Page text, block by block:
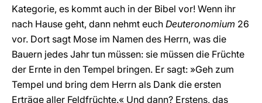
Kategorie, es kommt auch in der Bibel vor! Wenn ihr
nach Hause geht, dann nehmt euch Deuteronomium 26
vor. Dort sagt Mose im Namen des Herrn, was die
Bauern jedes Jahr tun müssen: sie müssen die Früchte
der Ernte in den Tempel bringen. Er sagt: »Geh zum
Tempel und bring dem Herrn als Dank die ersten
Erträge aller Feldfrüchte.« Und dann? Erstens, das